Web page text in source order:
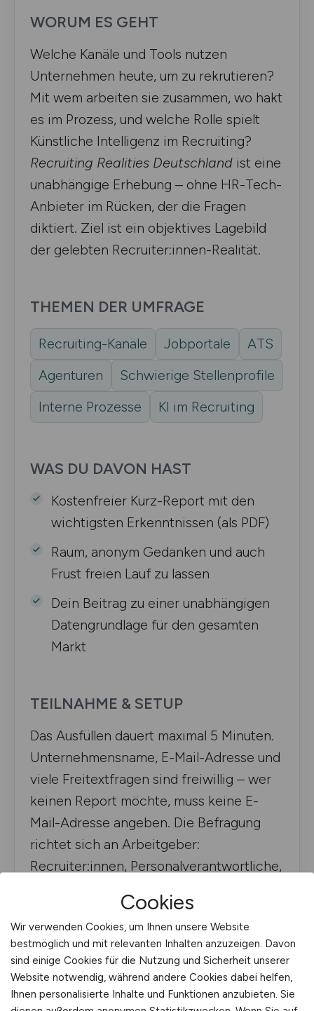
WORUM ES GEHT
Welche Kanäle und Tools nutzen
Unternehmen heute, um zu rekrutieren?
Mit wem arbeiten sie zusammen, wo hakt
es im Prozess, und welche Rolle spielt
Künstliche Intelligenz im Recruiting?
Recruiting Realities Deutschland ist eine
unabhängige Erhebung – ohne HR-Tech-
Anbieter im Rücken, der die Fragen
diktiert. Ziel ist ein objektives Lagebild
der gelebten Recruiter:innen-Realität.
THEMEN DER UMFRAGE
Recruiting-Kanäle Jobportale
ATS
Agenturen
Schwierige Stellenprofile
Interne Prozesse
KI im Recruiting
WAS DU DAVON HAST
Kostenfreier Kurz-Report mit den
wichtigsten Erkenntnissen (als PDF)
Raum, anonym Gedanken und auch
Frust freien Lauf zu lassen
Dein Beitrag zu einer unabhängigen
Datengrundlage für den gesamten
Markt
TEILNAHME & SETUP
Das Ausfüllen dauert maximal 5 Minuten.
Unternehmensname, E-Mail-Adresse und
viele Freitextfragen sind freiwillig – wer
keinen Report möchte, muss keine E-
Mail-Adresse angeben. Die Befragung
richtet sich an Arbeitgeber:
Recruiter:innen, Personalverantwortliche,
Mitarbeitende und Geschäftsführer:innen
mit Recruiting-Verantwortung.
KURZÜBERBLICK
Cookies
Wir verwenden Cookies, um Ihnen unsere Website
bestmöglich und mit relevanten Inhalten anzuzeigen. Davon
sind einige Cookies für die Nutzung und Sicherheit unserer
Website notwendig, während andere Cookies dabei helfen,
Ihnen personalisierte Inhalte und Funktionen anzubieten. Sie